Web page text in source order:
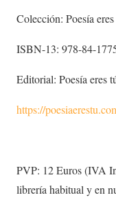
Colección: Poesía
ISBN-13: 978-84-
Editorial: Poesía eres
https://
PVP: 12 Euros (IVA
librería habitual y en